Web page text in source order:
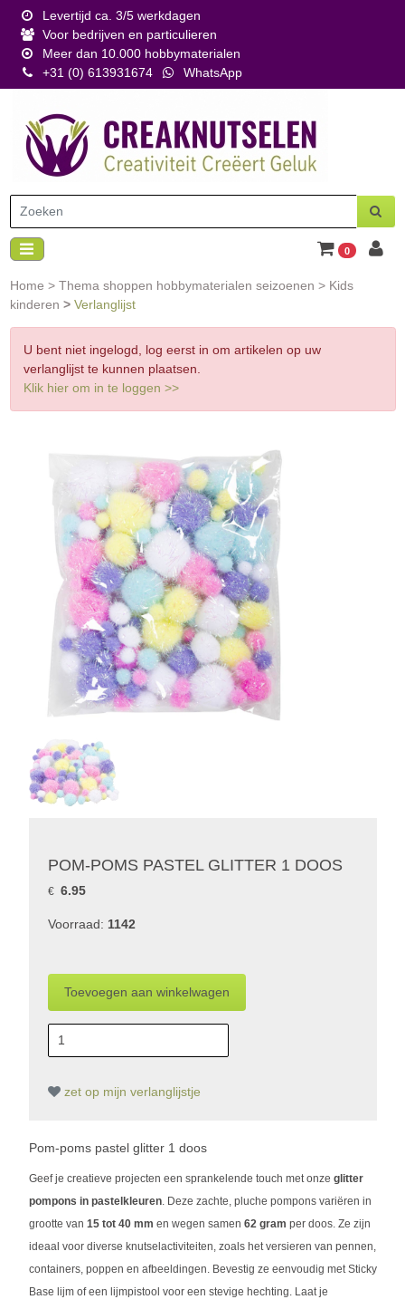
Levertijd ca. 3/5 werkdagen
Voor bedrijven en particulieren
Meer dan 10.000 hobbymaterialen
+31 (0) 613931674
WhatsApp
0
Home > Thema shoppen hobbymaterialen seizoenen > Kids
kinderen > Verlanglijst
U bent niet ingelogd, log eerst in om artikelen op uw
verlanglijst te kunnen plaatsen.
Klik hier om in te loggen >>
POM-POMS PASTEL GLITTER 1 DOOS
€ 6.95
Voorraad: 1142
zet op mijn verlanglijstje
Pom-poms pastel glitter 1 doos
​Geef je creatieve projecten een sprankelende touch met onze glitter
pompons in pastelkleuren. Deze zachte, pluche pompons variëren in
grootte van 15 tot 40 mm en wegen samen 62 gram per doos. Ze zijn
ideaal voor diverse knutselactiviteiten, zoals het versieren van pennen,
containers, poppen en afbeeldingen. Bevestig ze eenvoudig met Sticky
Base lijm of een lijmpistool voor een stevige hechting. Laat je